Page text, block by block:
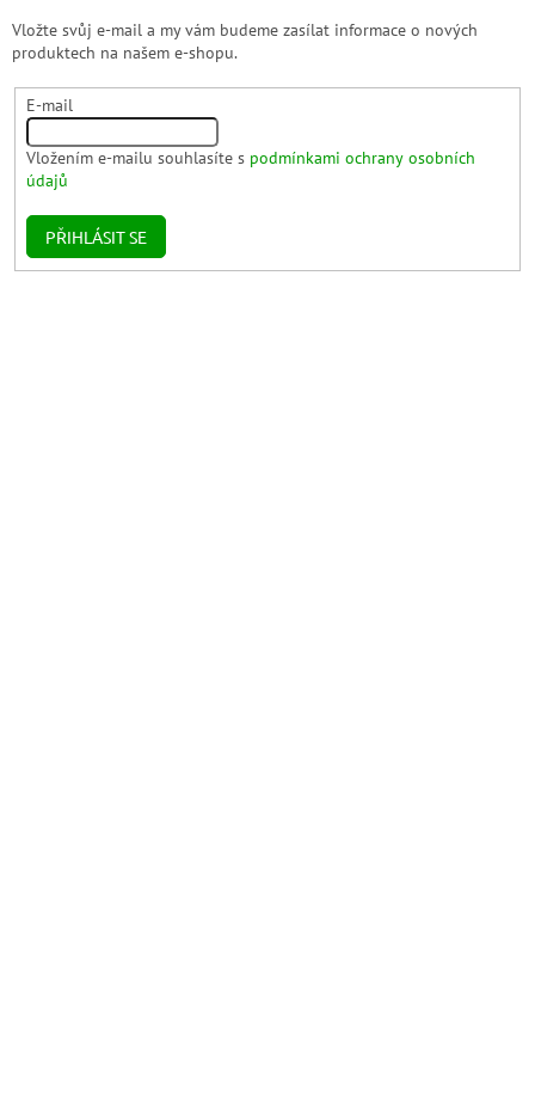
Vložte svůj e-mail a my vám budeme zasílat informace o nových
produktech na našem e-shopu.
E-mail
Vložením e-mailu souhlasíte s podmínkami ochrany osobních
údajů
PŘIHLÁSIT SE